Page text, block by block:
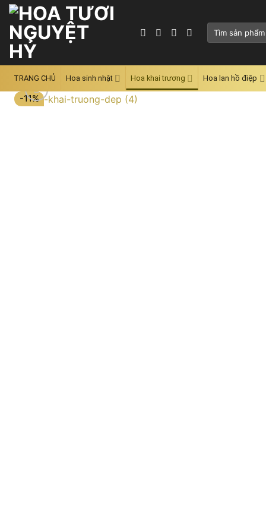
Skip
content
Tìm
TRANG CHỦ Hoa sinh nhật Hoa khai trương Hoa lan hồ điệp
-11%